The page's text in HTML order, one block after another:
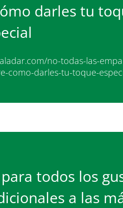
darles tu
no-todas-las-
como-darles-tu-toque-
todos los
a las